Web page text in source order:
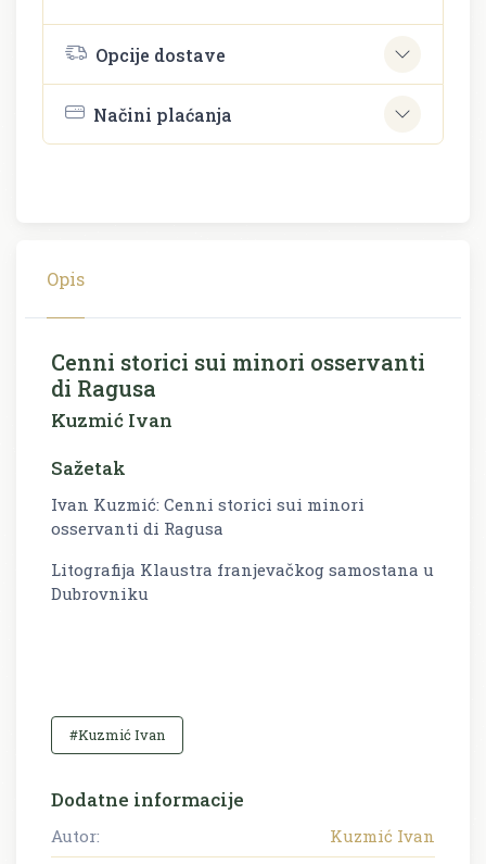
Opcije dostave
Načini plaćanja
Opis
Cenni storici sui minori osservanti
di Ragusa
Kuzmić Ivan
Sažetak
Ivan Kuzmić: Cenni storici sui minori
osservanti di Ragusa
Litografija Klaustra franjevačkog samostana u
Dubrovniku
#Kuzmić Ivan
Dodatne informacije
Autor:
Kuzmić Ivan